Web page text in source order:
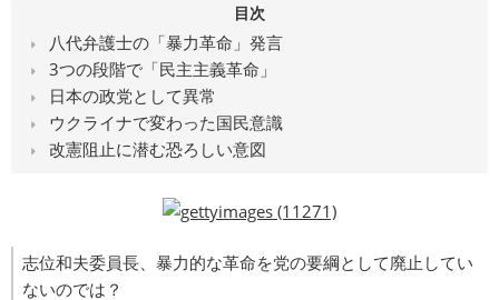
目次
八代弁護士の「暴力革命」発言
3つの段階で「民主主義革命」
日本の政党として異常
ウクライナで変わった国民意識
改憲阻止に潜む恐ろしい意図
志位和夫委員長、暴力的な革命を党の要綱として廃止してい
ないのでは？